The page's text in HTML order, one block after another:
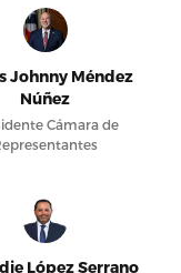
Johnny Méndez
Núñez
Cámara de
López Serrano